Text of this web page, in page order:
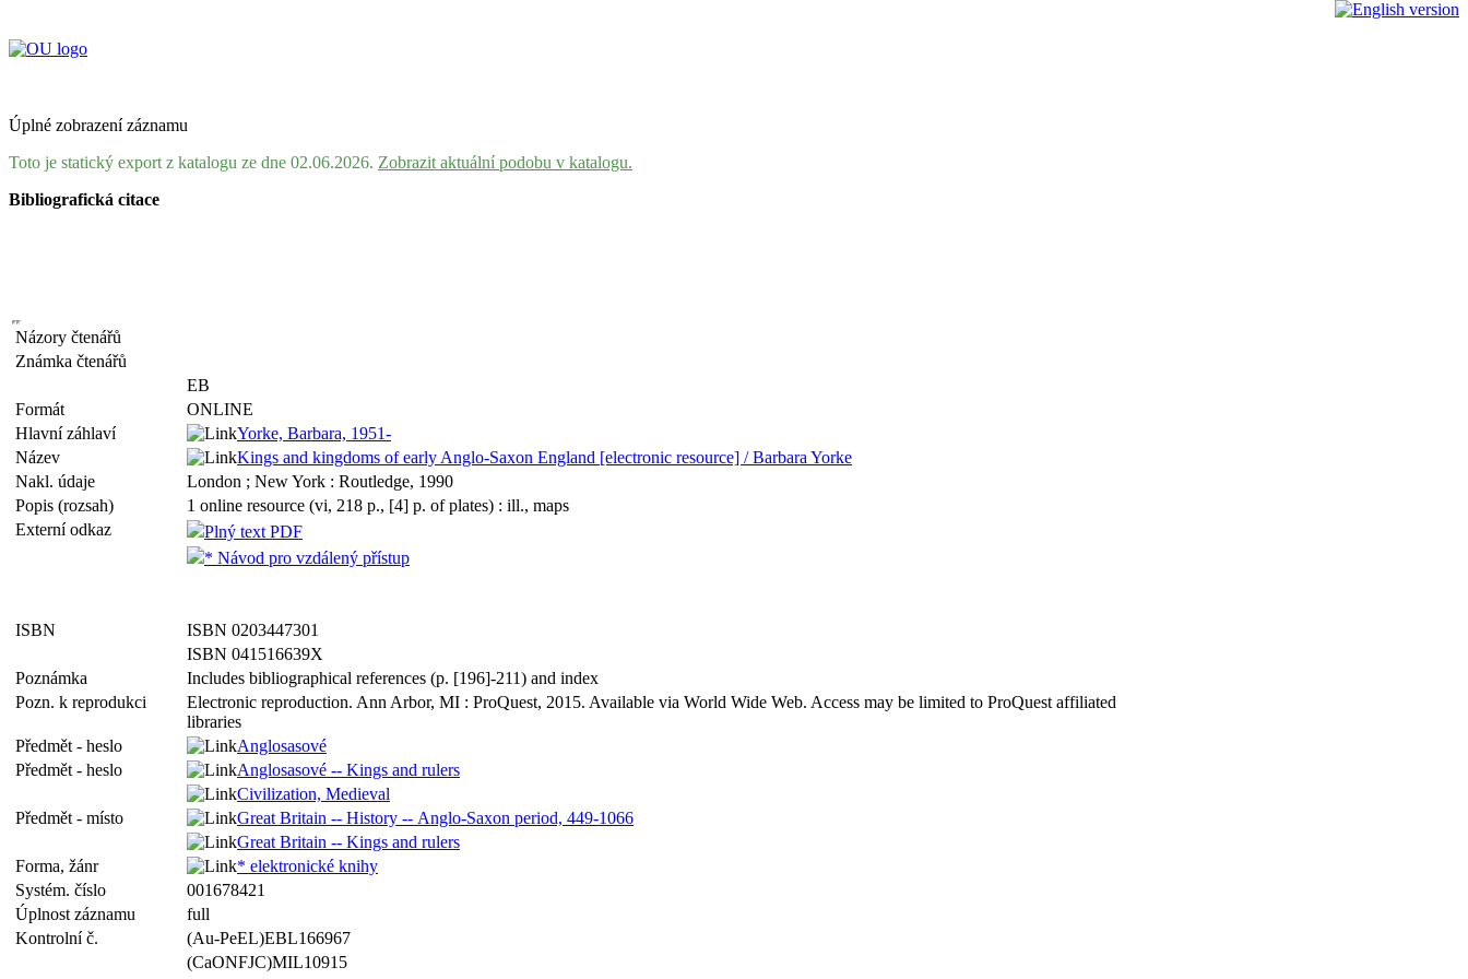
Úplné zobrazení záznamu
Toto je statický export z katalogu ze dne 02.06.2026. Zobrazit aktuální podobu v katalogu.
Bibliografická citace
Názory čtenářů
Známka čtenářů
EB
Formát
ONLINE
Hlavní záhlaví
Yorke, Barbara, 1951-
Název
Kings and kingdoms of early Anglo-Saxon England [electronic resource] / Barbara Yorke
Nakl. údaje
London ; New York : Routledge, 1990
Popis (rozsah)
1 online resource (vi, 218 p., [4] p. of plates) : ill., maps
Externí odkaz
Plný text PDF
* Návod pro vzdálený přístup
ISBN
ISBN 0203447301
ISBN 041516639X
Poznámka
Includes bibliographical references (p. [196]-211) and index
Pozn. k reprodukci
Electronic reproduction. Ann Arbor, MI : ProQuest, 2015. Available via World Wide Web. Access may be limited to ProQuest affiliated
libraries
Předmět - heslo
Anglosasové
Předmět - heslo
Anglosasové -- Kings and rulers
Civilization, Medieval
Předmět - místo
Great Britain -- History -- Anglo-Saxon period, 449-1066
Great Britain -- Kings and rulers
Forma, žánr
* elektronické knihy
Systém. číslo
001678421
Úplnost záznamu
full
Kontrolní č.
(Au-PeEL)EBL166967
(CaONFJC)MIL10915